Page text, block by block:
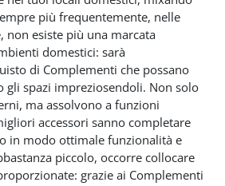
più frequentemente, nelle
non esiste più una marcata
domestici: sarà
di Complementi che possano
gli spazi impreziosendoli. Non solo
ma assolvono a funzioni
accessori sanno completare
in modo ottimale funzionalità e
piccolo, occorre collocare
grazie ai Complementi